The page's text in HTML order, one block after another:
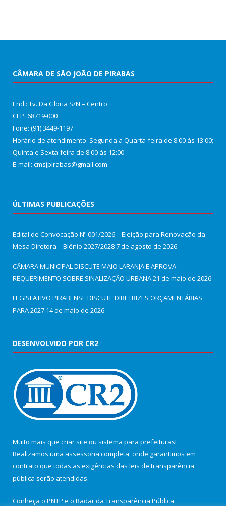
CÂMARA DE SÃO JOÃO DE PIRABAS
End.: Tv. Da Gloria S/N – Centro
CEP: 68719-000
Fone: (91) 3449-1197
Horário de atendimento: Segunda a Quarta-feira de 8:00 às 13:00;
Quinta e Sexta-feira de 8:00 às 12:00
E-mail: cmsjpirabas@gmail.com
ÚLTIMAS PUBLICAÇÕES
Edital de Convocação Nº 001/2026 – Eleição para Renovação da
Mesa Diretora – Biênio 2027/20287 de agosto de 2026
CÂMARA MUNICIPAL DISCUTE MAIO LARANJA E APROVA
REQUERIMENTO SOBRE SINALIZAÇÃO URBANA21 de maio de 2026
LEGISLATIVO PIRABENSE DISCUTE DIRETRIZES ORÇAMENTÁRIAS
PARA 2027 14 de maio de 2026
DESENVOLVIDO POR CR2
Muito mais que criar site ou sistema para prefeituras!
Realizamos uma assessoria completa, onde garantimos em
contrato que todas as exigências das leis de transparência
pública serão atendidas.
Conheça o PNTP e o Radar da Transparência Pública